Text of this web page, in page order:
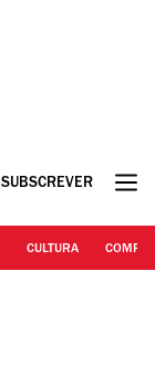
SUBSCREVER
CULTURA